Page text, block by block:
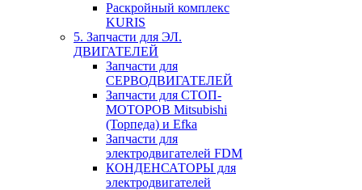
Раскройный комплекс
KURIS
5. Запчасти для ЭЛ.
ДВИГАТЕЛЕЙ
Запчасти для
СЕРВОДВИГАТЕЛЕЙ
Запчасти для СТОП-
МОТОРОВ Mitsubishi
(Торпеда) и Efka
Запчасти для
электродвигателей FDM
КОНДЕНСАТОРЫ для
электродвигателей